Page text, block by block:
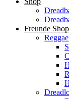
Freunde Shop